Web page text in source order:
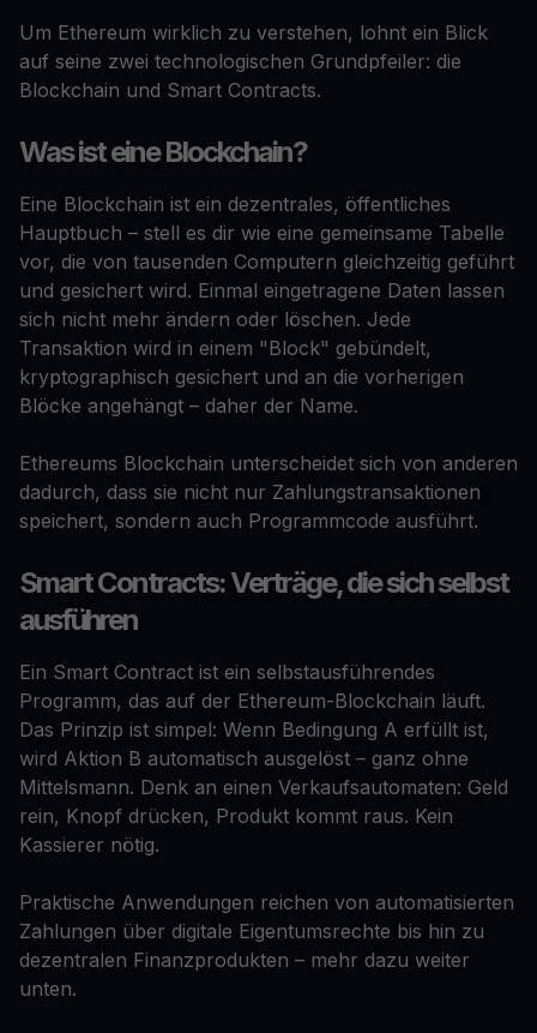
Um Ethereum wirklich zu verstehen, lohnt ein Blick
auf seine zwei technologischen Grundpfeiler: die
Blockchain und Smart Contracts.
Was ist eine Blockchain?
Eine Blockchain ist ein dezentrales, öffentliches
Hauptbuch – stell es dir wie eine gemeinsame Tabelle
vor, die von tausenden Computern gleichzeitig geführt
und gesichert wird. Einmal eingetragene Daten lassen
sich nicht mehr ändern oder löschen. Jede
Transaktion wird in einem "Block" gebündelt,
kryptographisch gesichert und an die vorherigen
Blöcke angehängt – daher der Name.
Ethereums Blockchain unterscheidet sich von anderen
dadurch, dass sie nicht nur Zahlungstransaktionen
speichert, sondern auch Programmcode ausführt.
Smart Contracts: Verträge, die sich selbst
ausführen
Ein Smart Contract ist ein selbstausführendes
Programm, das auf der Ethereum-Blockchain läuft.
Das Prinzip ist simpel: Wenn Bedingung A erfüllt ist,
wird Aktion B automatisch ausgelöst – ganz ohne
Mittelsmann. Denk an einen Verkaufsautomaten: Geld
rein, Knopf drücken, Produkt kommt raus. Kein
Kassierer nötig.
Praktische Anwendungen reichen von automatisierten
Zahlungen über digitale Eigentumsrechte bis hin zu
dezentralen Finanzprodukten – mehr dazu weiter
unten.